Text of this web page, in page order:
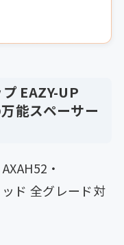
EAZY-UP
能スペーサー
・
ド 全グレード対